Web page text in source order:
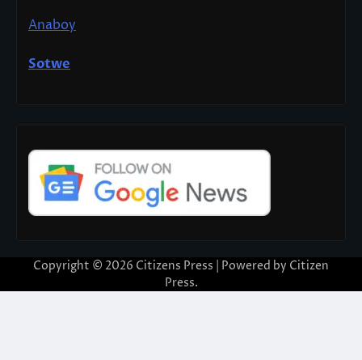
Anaboy
Sotwe
Copyright © 2026 Citizens Press | Powered by Citizen
Press.